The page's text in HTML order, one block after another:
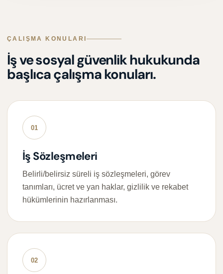
ÇALIŞMA KONULARI
İş ve sosyal güvenlik hukukunda
başlıca çalışma konuları.
01
İş Sözleşmeleri
Belirli/belirsiz süreli iş sözleşmeleri, görev
tanımları, ücret ve yan haklar, gizlilik ve rekabet
hükümlerinin hazırlanması.
02